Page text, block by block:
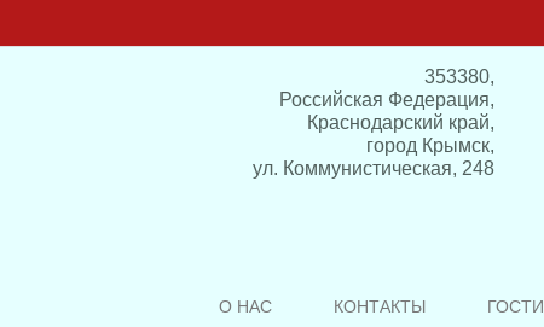
353380,
Российская Федерация,
Краснодарский край,
город Крымск,
ул. Коммунистическая, 248
О НАС КОНТАКТЫ ГОСТИ